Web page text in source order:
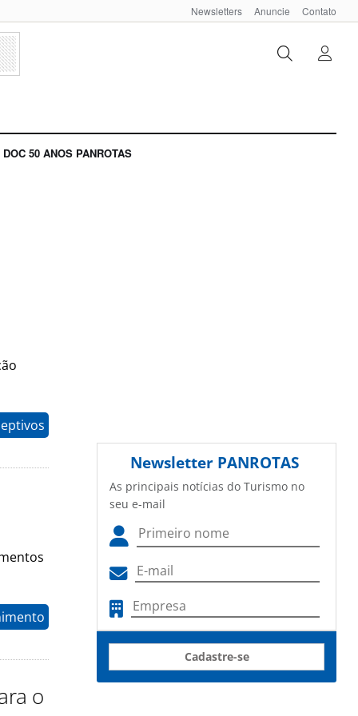
Newsletters Anuncie Contato
DOC 50 ANOS PANROTAS
o
Newsletter PANROTAS
As principais notícias do Turismo no
seu e-mail
Cadastre-se